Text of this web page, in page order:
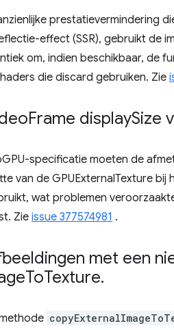
prestatievermindering
effect (SSR), gebruikt de
om, indien beschikbaar, de
die discard gebruiken. Zie
Frame displaySize
specificatie moeten de
van de GPUExternalTexture
wat problemen
Zie issue 377574981 .
met een
ToTexture.